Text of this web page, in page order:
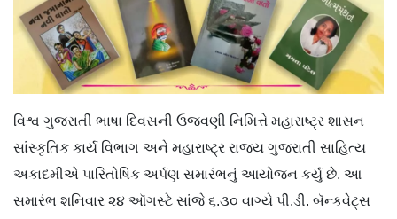
વિશ્વ ગુજરાતી ભાષા દિવસની ઉજવણી નિમિત્તે મહારાષ્ટ્ર શાસન
સાંસ્કૃતિક કાર્ય વિભાગ અને મહારાષ્ટ્ર રાજ્ય ગુજરાતી સાહિત્ય
અકાદમીએ પારિતોષિક અર્પણ સમારંભનું આયોજન કર્યું છે. આ
સમારંભ શનિવાર ૨૪ ઑગસ્ટે સાંજે ૬.૩૦ વાગ્યે પી.ડી. બૅન્કવેટ્સ